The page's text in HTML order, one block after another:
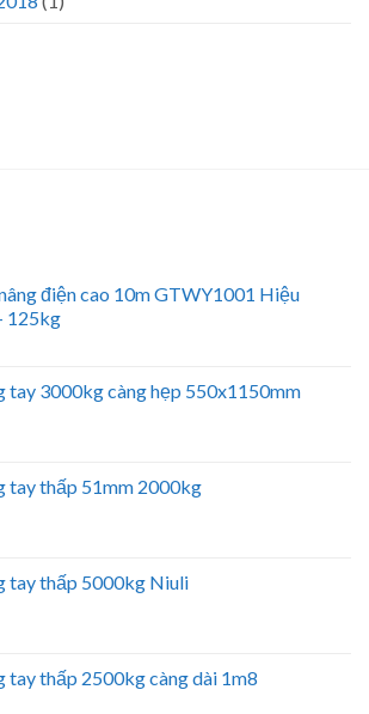
điện cao 10m GTWY1001 Hiệu
125kg
tay 3000kg càng hẹp 550x1150mm
tay thấp 51mm 2000kg
tay thấp 5000kg Niuli
tay thấp 2500kg càng dài 1m8